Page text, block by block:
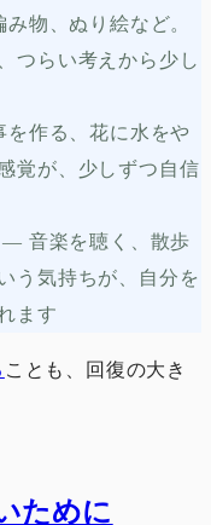
み物、ぬり絵など。
つらい考えから少し
を作る、花に水をや
覚が、少しずつ自信
— 音楽を聴く、散歩
う気持ちが、自分を
ます
ことも、回復の大き
ために